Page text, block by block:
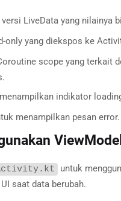
versi LiveData yang nilainya
only yang diekspos ke
scope yang terkait
indikator
menampilkan pesan error.
untuk
saat data berubah.